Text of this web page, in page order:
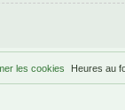
Heures au
les cookies